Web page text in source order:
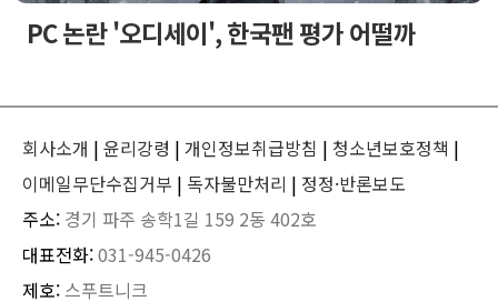
PC 논란 '오디세이', 한국팬 평가 어떨까
회사소개 | 윤리강령 | 개인정보취급방침 | 청소년보호정책 |
이메일무단수집거부 | 독자불만처리 | 정정·반론보도
주소: 경기 파주 송학1길 159 2동 402호
대표전화:031-945-0426
제호: 스푸트니크